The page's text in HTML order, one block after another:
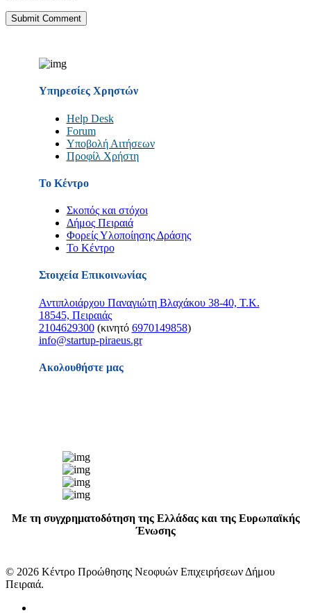
Υπηρεσίες Χρηστών
Help Desk
Forum
Υποβολή Αιτήσεων
Προφίλ Χρήστη
Το Κέντρο
Σκοπός και στόχοι
Δήμος Πειραιά
Φορείς Υλοποίησης Δράσης
Το Κέντρο
Στοιχεία Επικοινωνίας
Αντιπλοιάρχου Παναγιώτη Βλαχάκου 38-40, Τ.Κ.
18545, Πειραιάς
2104629300(κινητό 6970149858)
info@startup-piraeus.gr
Ακολουθήστε μας
Με τη συγχρηματοδότηση της Ελλάδας και της Ευρωπαϊκής
Ένωσης
© 2026 Κέντρο Προώθησης Νεοφυών Επιχειρήσεων Δήμου
Πειραιά.